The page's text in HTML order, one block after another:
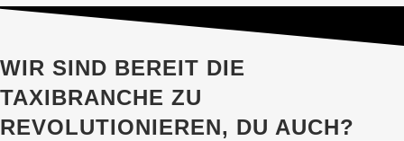
WIR SIND BEREIT DIE
TAXIBRANCHE ZU
REVOLUTIONIEREN, DU AUCH?